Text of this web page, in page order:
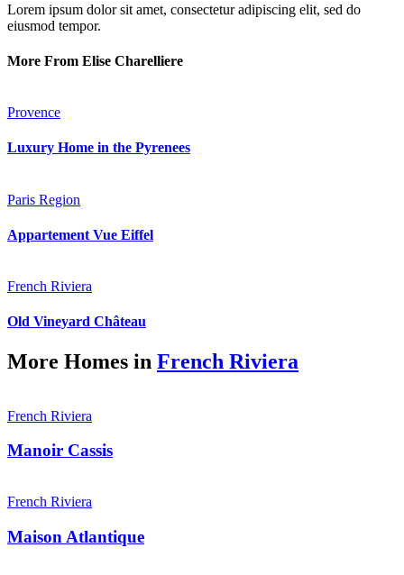
Lorem ipsum dolor sit amet, consectetur adipiscing elit, sed do
eiusmod tempor.
More From Elise Charelliere
Provence
Luxury Home in the Pyrenees
Paris Region
Appartement Vue Eiffel
French Riviera
Old Vineyard Château
More Homes in French Riviera
French Riviera
Manoir Cassis
French Riviera
Maison Atlantique